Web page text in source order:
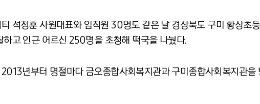
석정훈 사원대표와 임직원 30명도 같은 날 경상북도 구미 황상초
하고 인근 어르신 250명을 초청해 떡국을 나눴다.
년부터 명절마다 금오종합사회복지관과 구미종합사회복지관